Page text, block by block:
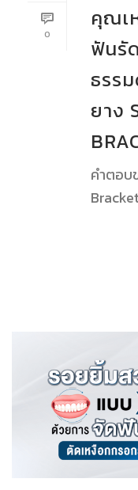
0
คุณเ
ฟันรั
ธรร
ยาง
คำตอบ